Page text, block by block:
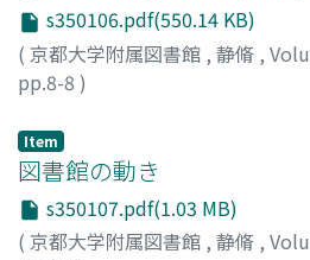
s350106.pdf(550.14 KB)
( 京都大学附属図書館 , 静脩 ,
pp.8-8 )
Item
図書館の動き
s350107.pdf(1.03 MB)
( 京都大学附属図書館 , 静脩 ,